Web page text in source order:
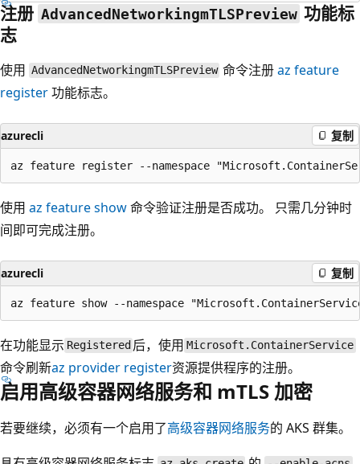
注册 AdvancedNetworkingmTLSPreview 功能标
志
使用 AdvancedNetworkingmTLSPreview 命令注册az feature
register功能标志。
azurecli 复制
使用 az feature show命令验证注册是否成功。 只需几分钟时
间即可完成注册。
azurecli 复制
在功能显示 Registered 后，使用 Microsoft.ContainerService
命令刷新az provider register资源提供程序的注册。
启用高级容器网络服务和 mTLS 加密
若要继续，必须有一个启用了高级容器网络服务的 AKS 群集。